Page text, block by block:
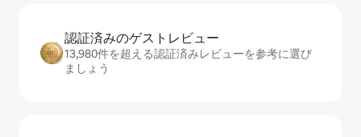
認証済みのゲ⁠ス⁠ト⁠レ⁠ビ⁠ュ⁠ー
13,980件を超える認証済みレビューを参考に選び
ましょう